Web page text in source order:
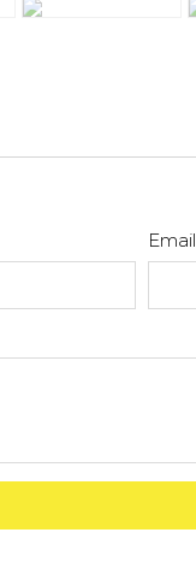
Email